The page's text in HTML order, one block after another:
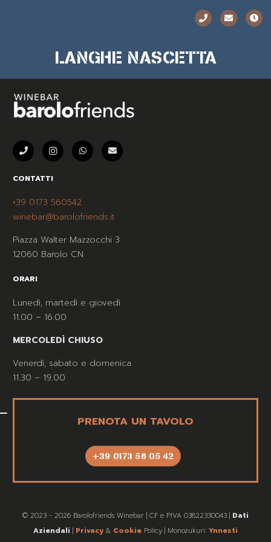
LANGHE NASCETTA
CONTATTI
+39 0173 560542
winebar@barolofriends.it
Piazza Walter Mazzocchi 3
12060 Barolo CN
ORARI
Lunedì, martedì e giovedì
11.00 – 16.00
MERCOLEDÌ CHIUSO
Venerdì, sabato e domenica
11.30 – 19.00
PRENOTA UN TAVOLO
+39 0173 56 05 42
© 2023 - 2026 Barolofriends Winebar | CF e PIVA 03822330043 | Dati
Aziendali | Privacy & Cookie Policy | Monozukuri: Ynnesti